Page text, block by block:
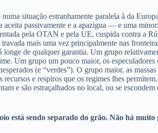
situação estranhamente paralela à da
passivamente e a apazigua — e uma
pela OTAN e pela UE, cuspida contra a
mais uma vez principalmente nas
longe de qualquer garantia. Um grupo
Um grupo um pouco maior, os
(e “verdes”). O grupo maior, as
e respiros que os regimes lhes
e são estraçalhados no local, ou se
está sendo separado do grão. Não há